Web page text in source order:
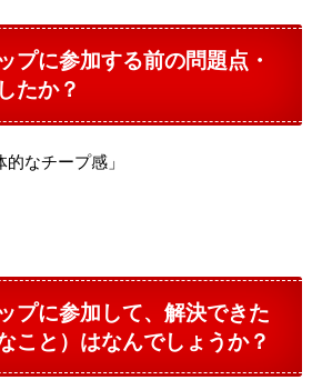
プに参加する前の問題点・
たか？
なチープ感」
プに参加して、解決できた
こと）はなんでしょうか？